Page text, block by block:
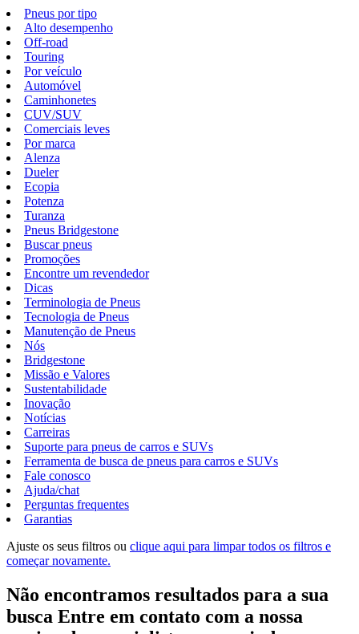
Pneus por tipo
Alto desempenho
Off-road
Touring
Por veículo
Automóvel
Caminhonetes
CUV/SUV
Comerciais leves
Por marca
Alenza
Dueler
Ecopia
Potenza
Turanza
Pneus Bridgestone
Buscar pneus
Promoções
Encontre um revendedor
Dicas
Terminologia de Pneus
Tecnologia de Pneus
Manutenção de Pneus
Nós
Bridgestone
Missão e Valores
Sustentabilidade
Inovação
Notícias
Carreiras
Suporte para pneus de carros e SUVs
Ferramenta de busca de pneus para carros e SUVs
Fale conosco
Ajuda/chat
Perguntas frequentes
Garantias
Ajuste os seus filtros ou clique aqui para limpar todos os filtros e
começar novamente.
Não encontramos resultados para a sua
busca Entre em contato com a nossa